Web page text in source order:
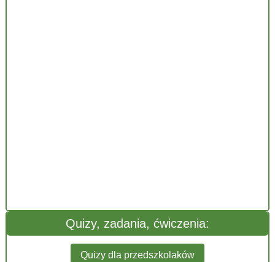
Quizy, zadania, ćwiczenia:
Quizy dla przedszkolaków